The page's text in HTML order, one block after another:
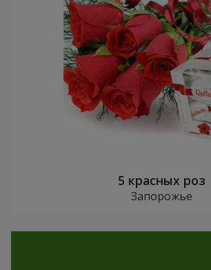
5 красных роз
Запорожье